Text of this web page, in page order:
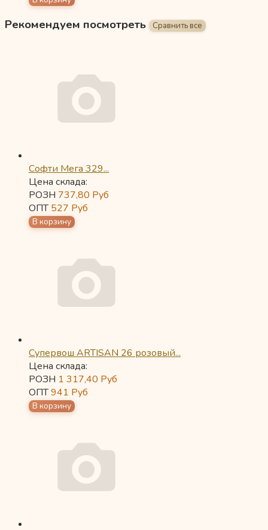
Рекомендуем посмотреть
Софти Мега 329...
Цена склада:
РОЗН 737,80 Руб
ОПТ527 Руб
Супервош ARTISAN 26 розовый...
Цена склада:
РОЗН 1 317,40 Руб
ОПТ941 Руб